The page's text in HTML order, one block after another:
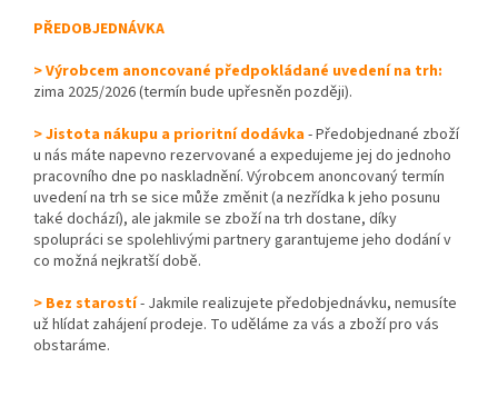
PŘEDOBJEDNÁVKA
> Výrobcem anoncované předpokládané uvedení na trh:
zima 2025/2026 (termín bude upřesněn později).
> Jistota nákupu a prioritní dodávka- Předobjednané zboží
u nás máte napevno rezervované a expedujeme jej do jednoho
pracovního dne po naskladnění. Výrobcem anoncovaný termín
uvedení na trh se sice může změnit (a nezřídka k jeho posunu
také dochází), ale jakmile se zboží na trh dostane, díky
spolupráci se spolehlivými partnery garantujeme jeho dodání v
co možná nejkratší době.
> Bez starostí- Jakmile realizujete předobjednávku, nemusíte
už hlídat zahájení prodeje. To uděláme za vás a zboží pro vás
obstaráme.